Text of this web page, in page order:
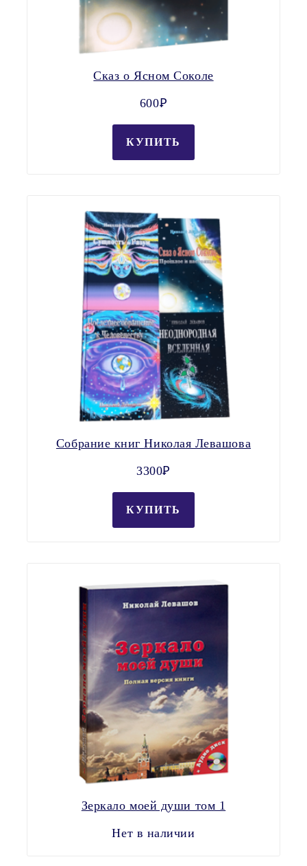
Сказ о Ясном Соколе
600Ꝑ
КУПИТЬ
Собрание книг Николая Левашова
3300Ꝑ
КУПИТЬ
Зеркало моей души том 1
Нет в наличии